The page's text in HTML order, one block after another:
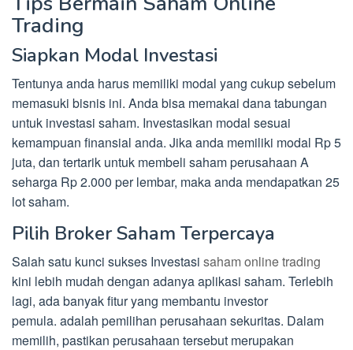
Trading
Siapkan Modal Investasi
Tentunya anda harus memiliki modal yang cukup sebelum
memasuki bisnis ini. Anda bisa memakai dana tabungan
untuk investasi saham. Investasikan modal sesuai
kemampuan finansial anda. Jika anda memiliki modal Rp 5
juta, dan tertarik untuk membeli saham perusahaan A
seharga Rp 2.000 per lembar, maka anda mendapatkan 25
lot saham.
Pilih Broker Saham Terpercaya
Salah satu kunci sukses Investasi saham online trading
kini lebih mudah dengan adanya aplikasi saham. Terlebih
lagi, ada banyak fitur yang membantu investor
pemula. adalah pemilihan perusahaan sekuritas. Dalam
memilih, pastikan perusahaan tersebut merupakan